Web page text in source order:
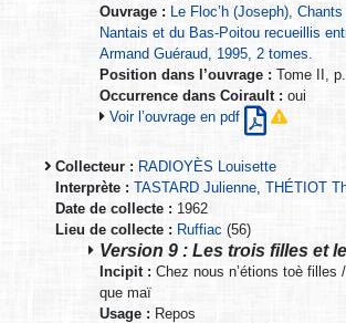
Ouvrage :
Le Floc’h (Joseph),
Nantais et du Bas-Poitou recueillis
Armand Guéraud, 1995, 2 tomes.
Position dans l’ouvrage : Tome II,
Occurrence dans Coirault : oui
Voir l’ouvrage en pdf
Collecteur : RADIOYÈS Louisette
Interprète : TASTARD Julienne THÉTIOT
Date de collecte : 1962
Lieu de collecte : Ruffiac (56)
Version 9 : Les trois filles et
Incipit : Chez nous n’étions toè filles /
que maï
Usage : Repos